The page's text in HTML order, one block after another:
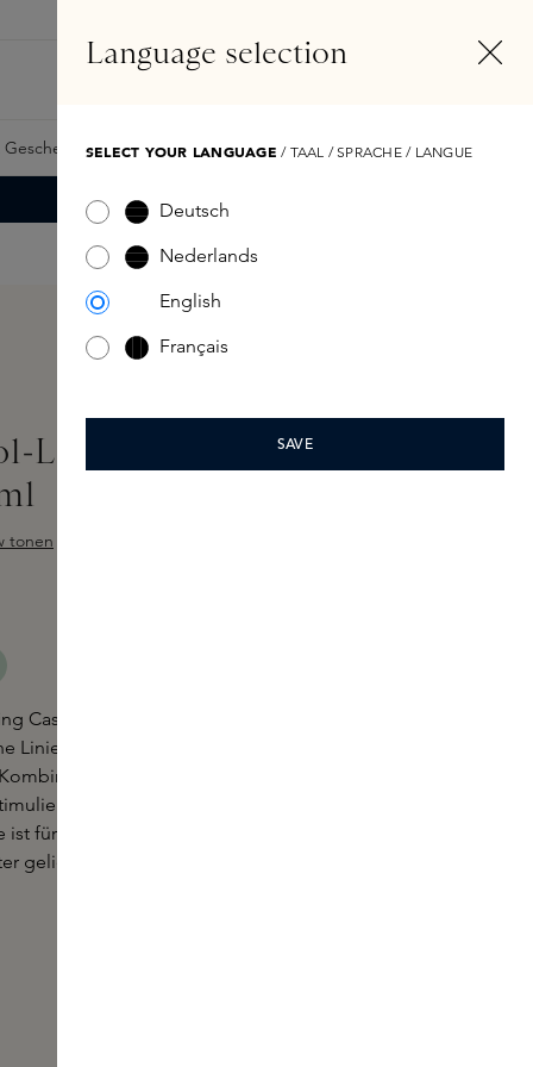
Samples Skins Exclusives Skins Boxen
Lift Firming Cashmere
tonen
Cashmere Cream von Caudalie ist eine
Linien glättet und die Haut strafft und zum
der Inhaltsstoffe sorgt für einen
die Produktion von drei Arten von
ist für alle Hauttypen geeignet und wird in einem
geliefert.
Language selection
SELECT YOUR LANGUAGE / TAAL / SPRACHE / LANGUE
Deutsch
Nederlands
English
Français
SAVE